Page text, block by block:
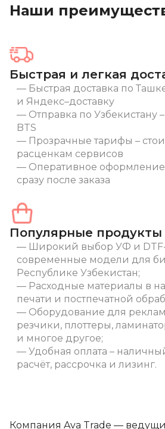
Наши
Быстрая и легкая
Быстрая доставка по
и Яндекс–доставку
Отправка по Узбекистану
BTS
Прозрачные тарифы –
расценкам сервисов
Оперативное оформление
сразу после заказа
Популярные продукты
Широкий выбор УФ и
современные модели для
Республике Узбекистан;
Расходные материалы в
печати и постпечатной
Оборудование для
резчики, плоттеры,
и многое другое;
Удобная оплата –
расчёт, рассрочка и лизинг.
Компания Ava Trade —